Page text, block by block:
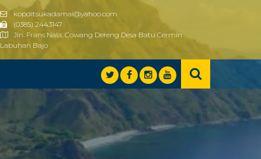
kopditsukadamai@yahoo.com
(0385) 2443147
Jln. Frans Nala, Cowang Dereng Desa Batu Cermin
Labuhan Bajo